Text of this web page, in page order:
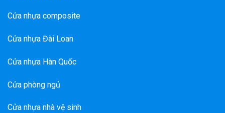
Cửa nhựa composite
Cửa nhựa Đài Loan
Cửa nhựa Hàn Quốc
Cửa phòng ngủ
Cửa nhựa nhà vệ sinh